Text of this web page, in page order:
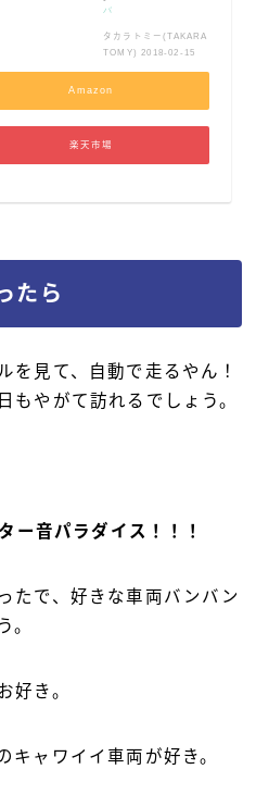
バ
タカラトミー(TAKARA
TOMY) 2018-02-15
Amazon
楽天市場
たら
を見て、自動で走るやん！
もやがて訪れるでしょう。
音パラダイス！！！
たで、好きな車両バンバン
。
好き。
キャワイイ車両が好き。